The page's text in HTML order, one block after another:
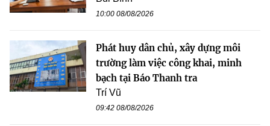
10:00 08/08/2026
Phát huy dân chủ, xây dựng môi
trường làm việc công khai, minh
bạch tại Báo Thanh tra
Trí Vũ
09:42 08/08/2026